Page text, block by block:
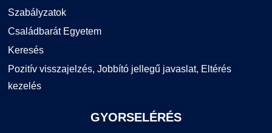
Szabályzatok
Családbarát Egyetem
Keresés
Pozitív visszajelzés, Jobbító jellegű javaslat, Eltérés
kezelés
GYORSELÉRÉS